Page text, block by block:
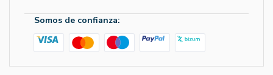
Somos de confianza: